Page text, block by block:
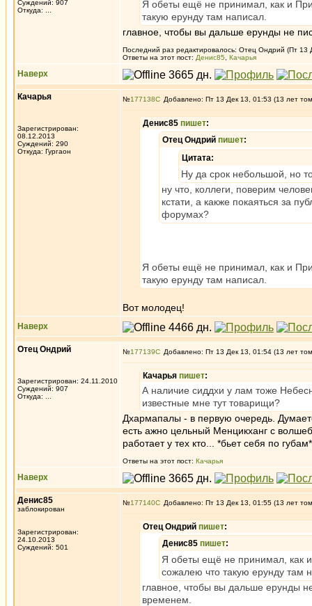
Суждений: 907
Откуда: ...
Я обеты ещё не принимал, как и
такую ерунду там написал.
главное, чтобы вы дальше ерунды не
Последний раз редактировалось: Отец Ондрий (Пт 13
Ответы на этот пост: Денис85 Качарья
Наверх
Качарья
Зарегистрирован:
08.12.2013
Суждений: 290
Откуда: Гургаон
№177138 Добавлено: Пт 13 Дек 13, 01:53 (13 лет
Денис85 пишет:
Отец Ондрий пишет:
Цитата:
Ну да срок небольшой, но
ну что, коллеги, поверим
кстати, а какже покаяться за
форумах?
Я обеты ещё не принимал, как и
такую ерунду там написал.
Вот молодец!
Наверх
Отец Ондрий
Зарегистрирован: 24.11.2010
Суждений: 907
Откуда: ...
№177139 Добавлено: Пт 13 Дек 13, 01:54 (13 лет
Качарья пишет:
А наличие сиддхи у лам тоже
известные мне тут товарищи?
Дхармапалы - в первую очередь.
есть ажно цельный Менцикханг с
работает у тех кто... *бьет себя по
Ответы на этот пост: Качарья
Наверх
Денис85
заблокирован
Зарегистрирован:
24.10.2013
Суждений: 501
№177140 Добавлено: Пт 13 Дек 13, 01:55 (13 лет
Отец Ондрий пишет:
Денис85 пишет:
Я обеты ещё не принимал, как
сожалею что такую ерунду там
главное, чтобы вы дальше ерунды
временем.